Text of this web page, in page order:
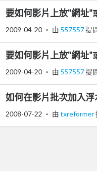
要如何影片上放"網址"
2009-04-20 ‧ 由 557557提
要如何影片上放"網址"
2009-04-20 ‧ 由 557557提
如何在影片批次加入浮
2008-07-22 ‧ 由 txreformer